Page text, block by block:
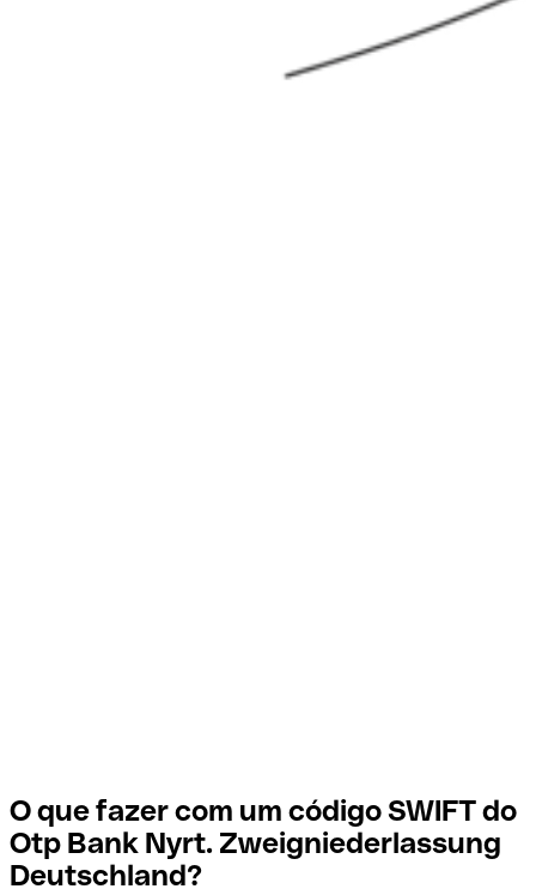
O que fazer com um código SWIFT do
Otp Bank Nyrt. Zweigniederlassung
Deutschland?